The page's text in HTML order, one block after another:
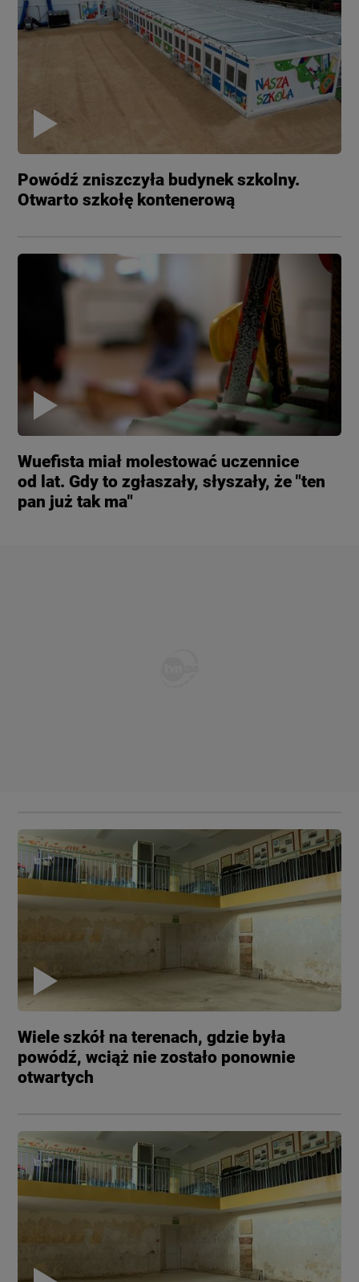
Powódź zniszczyła budynek szkolny.
Otwarto szkołę kontenerową
Wuefista miał molestować uczennice
od lat. Gdy to zgłaszały, słyszały, że "ten
pan już tak ma"
Wiele szkół na terenach, gdzie była
powódź, wciąż nie zostało ponownie
otwartych